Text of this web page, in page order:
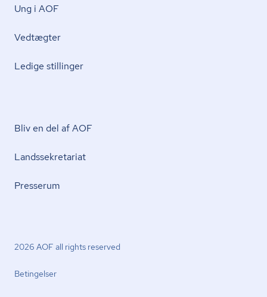
Ung i AOF
Vedtægter
Ledige stillinger
Bliv en del af AOF
Lands­se­kre­ta­ri­at
Presserum
2026 AOF all rights reserved
Betingelser